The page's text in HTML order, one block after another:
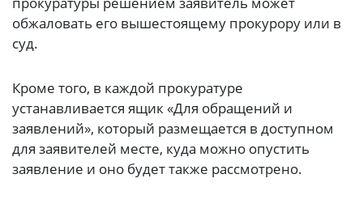
обжаловать его вышестоящему прокурору или в
суд.
Кроме того, в каждой прокуратуре
устанавливается ящик «Для обращений и
заявлений», который размещается в доступном
для заявителей месте, куда можно опустить
заявление и оно будет также рассмотрено.